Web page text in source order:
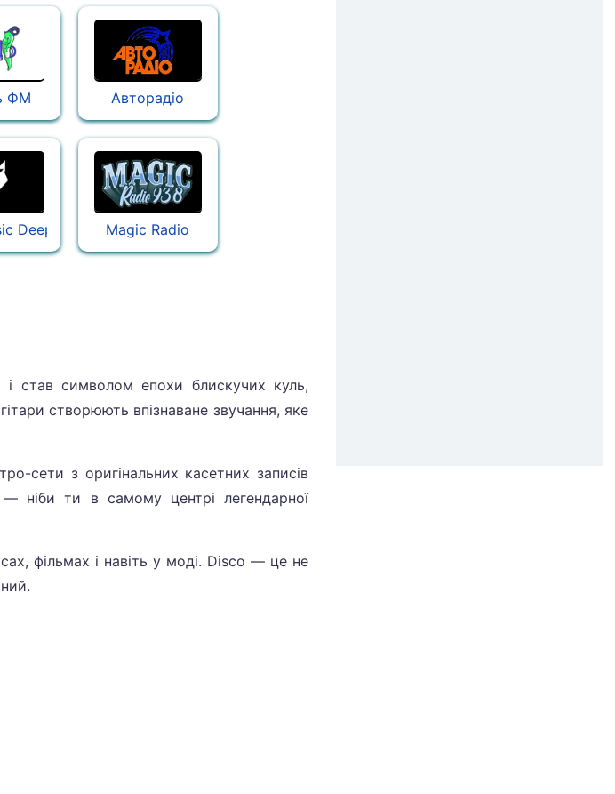
ФМ Авторадіо
Deep House RadioMagic Radio
символом епохи блискучих куль,
створюють впізнаване звучання, яке
сети з оригінальних касетних записів
ніби ти в самому центрі легендарної
фільмах і навіть у моді. Disco — це не